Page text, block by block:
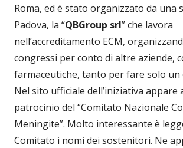
Roma, ed è stato organizzato da una
Padova, la “QBGroup srl” che lavora
nell’accreditamento ECM,
congressi per conto di altre aziende,
farmaceutiche, tanto per fare solo un
Nel sito ufficiale dell’iniziativa appare
patrocinio del “Comitato Nazionale
Meningite”. Molto interessante è
Comitato i nomi dei sostenitori. Ne